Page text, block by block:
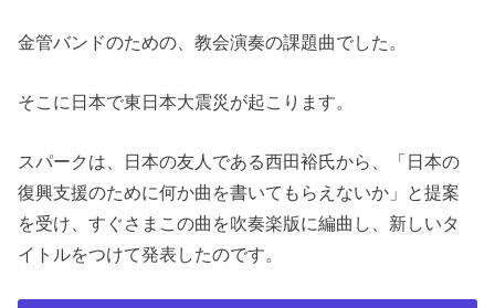
金管バンドのための、教会演奏の課題曲でした。
そこに日本で東日本大震災が起こります。
スパークは、日本の友人である西田裕氏から、「日本の
復興支援のために何か曲を書いてもらえないか」と提案
を受け、すぐさまこの曲を吹奏楽版に編曲し、新しいタ
イトルをつけて発表したのです。